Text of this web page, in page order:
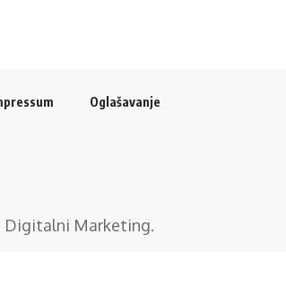
Oglašavanje
Digitalni Marketing.